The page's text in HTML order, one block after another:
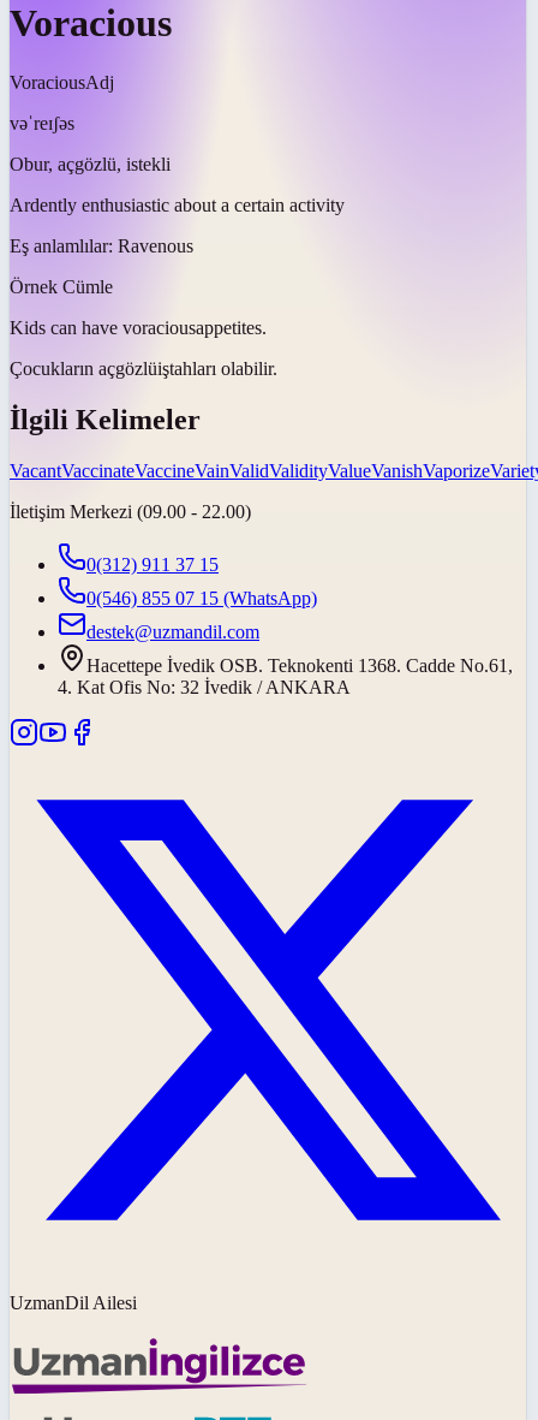
Voracious
VoraciousAdj
vəˈreɪʃəs
Obur, açgözlü, istekli
Ardently enthusiastic about a certain activity
Eş anlamlılar: Ravenous
Örnek Cümle
Kids can have voraciousappetites.
Çocukların açgözlüiştahları olabilir.
İlgili Kelimeler
VacantVaccinateVaccineVainValidValidityValueVanishVaporize
İletişim Merkezi (09.00 - 22.00)
0(312) 911 37 15
0(546) 855 07 15 (WhatsApp)
destek@uzmandil.com
Hacettepe İvedik OSB. Teknokenti 1368. Cadde No.61,
4. Kat Ofis No: 32 İvedik / ANKARA
UzmanDil Ailesi